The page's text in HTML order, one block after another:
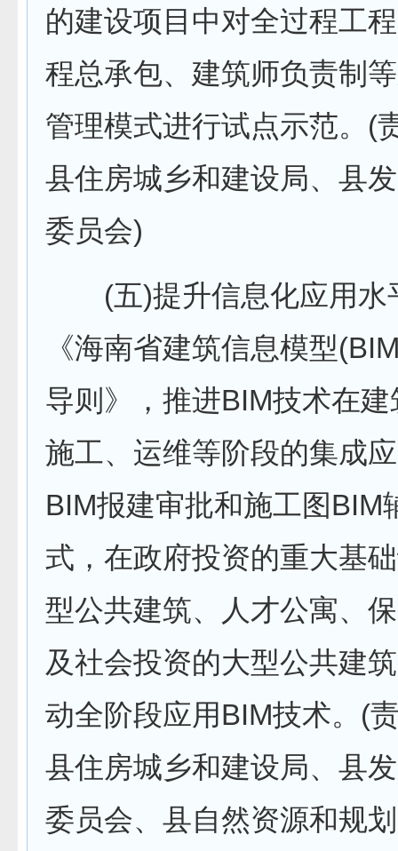
的建设项目中对全过程工
程总承包、建筑师负责制
管理模式进行试点示范。(
县住房城乡和建设局、县
委员会)
(五)提升信息化应用水
《海南省建筑信息模型
导则》，推进BIM技术在
施工、运维等阶段的集成
BIM报建审批和施工图BIM
式，在政府投资的重大基
型公共建筑、人才公寓、
及社会投资的大型公共建
动全阶段应用BIM技术。(
县住房城乡和建设局、县
委员会、县自然资源和规